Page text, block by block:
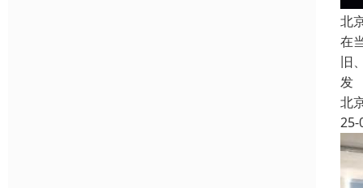
北
在
旧
发
北
25-